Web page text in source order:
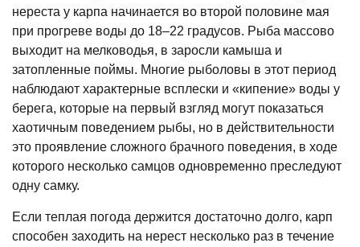
нереста у карпа начинается во второй половине мая
при прогреве воды до 18–22 градусов. Рыба массово
выходит на мелководья, в заросли камыша и
затопленные поймы. Многие рыболовы в этот период
наблюдают характерные всплески и «кипение» воды у
берега, которые на первый взгляд могут показаться
хаотичным поведением рыбы, но в действительности
это проявление сложного брачного поведения, в ходе
которого несколько самцов одновременно преследуют
одну самку.
Если теплая погода держится достаточно долго, карп
способен заходить на нерест несколько раз в течение